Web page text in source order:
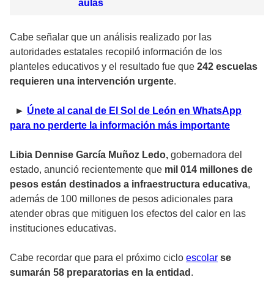
aulas
Cabe señalar que un análisis realizado por las
autoridades estatales recopiló información de los
planteles educativos y el resultado fue que 242 escuelas
requieren una intervención urgente.
► Únete al canal de El Sol de León en WhatsApp
para no perderte la información más importante
Libia Dennise García Muñoz Ledo, gobernadora del
estado, anunció recientemente que mil 014 millones de
pesos están destinados a infraestructura educativa,
además de 100 millones de pesos adicionales para
atender obras que mitiguen los efectos del calor en las
instituciones educativas.
Cabe recordar que para el próximo ciclo escolar se
sumarán 58 preparatorias en la entidad .